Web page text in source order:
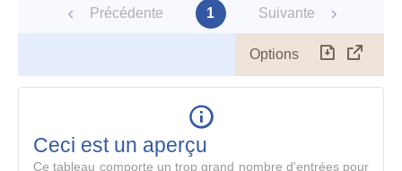
Précédente 1 Suivante
Options
le
Ceci est un aperçu
Ce tableau comporte un trop grand nombre d'entrées pour